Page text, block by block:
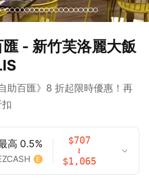
- 新竹芙洛麗大飯
助百匯》8 折起限時優惠！再
高 0.5% $707
~
$1,065